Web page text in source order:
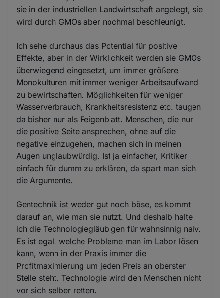
sie in der industriellen Landwirtschaft angelegt, sie
wird durch GMOs aber nochmal beschleunigt.
Ich sehe durchaus das Potential für positive
Effekte, aber in der Wirklichkeit werden sie GMOs
überwiegend eingesetzt, um immer größere
Monokulturen mit immer weniger Arbeitsaufwand
zu bewirtschaften. Möglichkeiten für weniger
Wasserverbrauch, Krankheitsresistenz etc. taugen
da bisher nur als Feigenblatt. Menschen, die nur
die positive Seite ansprechen, ohne auf die
negative einzugehen, machen sich in meinen
Augen unglaubwürdig. Ist ja einfacher, Kritiker
einfach für dumm zu erklären, da spart man sich
die Argumente.
Gentechnik ist weder gut noch böse, es kommt
darauf an, wie man sie nutzt. Und deshalb halte
ich die Technologiegläubigen für wahnsinnig naiv.
Es ist egal, welche Probleme man im Labor lösen
kann, wenn in der Praxis immer die
Profitmaximierung um jeden Preis an oberster
Stelle steht. Technologie wird den Menschen nicht
vor sich selber retten.